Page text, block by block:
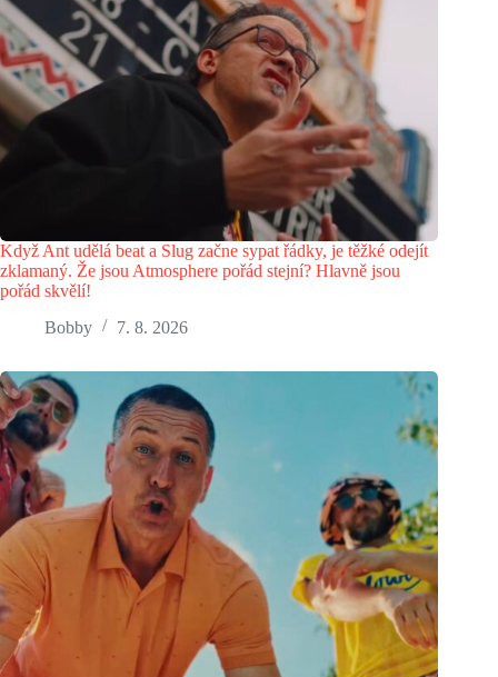
Když Ant udělá beat a Slug začne sypat řádky, je těžké odejít
zklamaný. Že jsou Atmosphere pořád stejní? Hlavně jsou
pořád skvělí!
Bobby
7. 8. 2026